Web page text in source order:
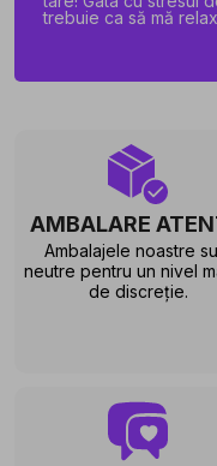
trebuie ca să mă
AMBALARE
Ambalajele noastre
neutre pentru un nivel
de discreție.